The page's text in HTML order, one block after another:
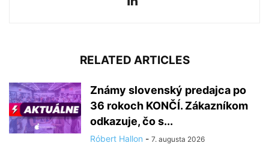
RELATED ARTICLES
Známy slovenský predajca po
36 rokoch KONČÍ. Zákazníkom
odkazuje, čo s...
Róbert Hallon - 7. augusta 2026